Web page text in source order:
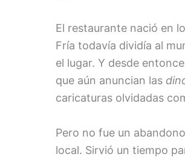
El restaurante nació en
Fría todavía dividía al
el lugar. Y desde
que aún anuncian las
caricaturas olvidadas
Pero no fue un
local. Sirvió un tiempo